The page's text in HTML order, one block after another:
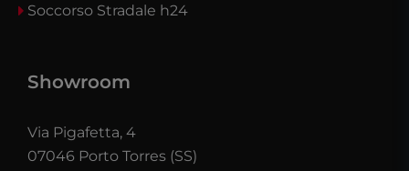
Soccorso Stradale h24
Showroom
Via Pigafetta, 4
07046 Porto Torres (SS)